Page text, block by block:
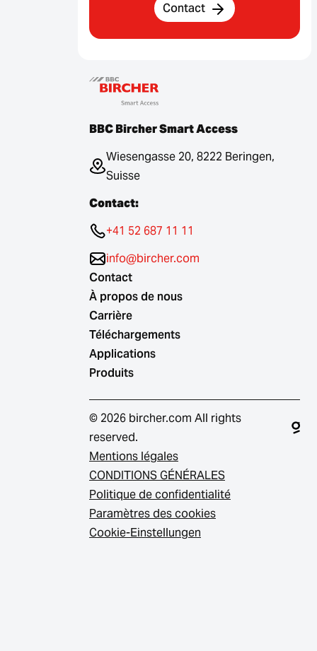
Contact
BBC Bircher Smart Access
Wiesengasse 20, 8222 Beringen,
Suisse
Contact:
+41 52 687 11 11
info@bircher.com
Contact
À propos de nous
Carrière
Téléchargements
Applications
Produits
© 2026 bircher.com All rights
reserved.
Mentions légales
CONDITIONS GÉNÉRALES
Politique de confidentialité
Paramètres des cookies
Cookie-Einstellungen